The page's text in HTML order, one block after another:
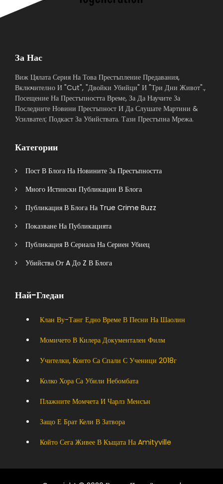
За Нас
Виж Цялата Серия На Това Престъпление Предавания,
Включително И "Cut", "Двойки Убийци" И "Три Дни Живот".,
Посещение На Престъпността Време, За Да Научите За
Последните Новини Престъпност И Да Слушате Мартини &
Усилвател; Подкаст За Убийствата. Тази Престъпна Мрежа.
Категории
Пост В Блога На Новините За Престъпността
Много Истински Публикации В Блога
Публикация В Блога На True Crime Buzz
Показване На Публикацията
Публикация В Сериала На Сериен Убиец
Убийства От A До Z В Блога
Най-Гледан
Клан Ву-Танг Едно Време В Песни На Шаолин
Момичето В Килера Документален Филм
Учителки, Които Са Спали С Ученици 2018г
Колко Хора Са Убили Небомбата
Плажните Момчета И Чарлз Менсън
Защо Е Брат Кели В Затвора
Който Сега Живее В Къщата На Amityville